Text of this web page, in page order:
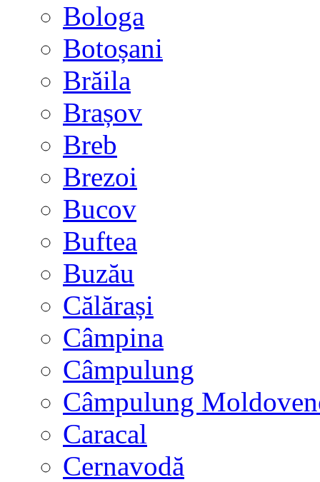
Bologa
Botoșani
Brăila
Brașov
Breb
Brezoi
Bucov
Buftea
Buzău
Călărași
Câmpina
Câmpulung
Câmpulung
Caracal
Cernavodă